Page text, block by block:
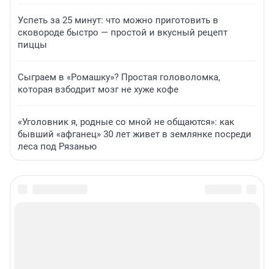
Успеть за 25 минут: что можно приготовить в
сковороде быстро — простой и вкусный рецепт
пиццы
Сыграем в «Ромашку»? Простая головоломка,
которая взбодрит мозг не хуже кофе
«Уголовник я, родные со мной не общаются»: как
бывший «афганец» 30 лет живет в землянке посреди
леса под Рязанью